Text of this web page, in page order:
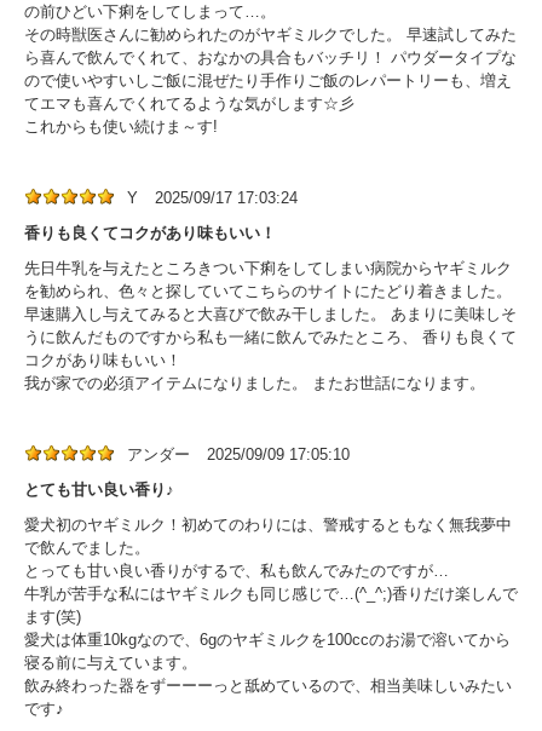
の前ひどい下痢をしてしまって…。
その時獣医さんに勧められたのがヤギミルクでした。 早速試してみた
ら喜んで飲んでくれて、おなかの具合もバッチリ！ パウダータイプな
ので使いやすいしご飯に混ぜたり手作りご飯のレパートリーも、増え
てエマも喜んでくれてるような気がします☆彡
これからも使い続けま～す!
Y
2025/09/17 17:03:24
香りも良くてコクがあり味もいい！
先日牛乳を与えたところきつい下痢をしてしまい病院からヤギミルク
を勧められ、色々と探していてこちらのサイトにたどり着きました。
早速購入し与えてみると大喜びで飲み干しました。 あまりに美味しそ
うに飲んだものですから私も一緒に飲んでみたところ、 香りも良くて
コクがあり味もいい！
我が家での必須アイテムになりました。 またお世話になります。
アンダー
2025/09/09 17:05:10
とても甘い良い香り♪
愛犬初のヤギミルク！初めてのわりには、警戒するともなく無我夢中
で飲んでました。
とっても甘い良い香りがするで、私も飲んでみたのですが…
牛乳が苦手な私にはヤギミルクも同じ感じで…(^_^;)香りだけ楽しんで
ます(笑)
愛犬は体重10kgなので、6gのヤギミルクを100ccのお湯で溶いてから
寝る前に与えています。
飲み終わった器をずーーーっと舐めているので、相当美味しいみたい
です♪